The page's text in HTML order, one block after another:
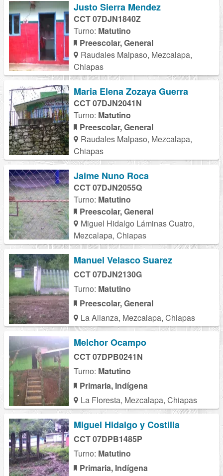
Justo Sierra Mendez
CCT 07DJN1840Z
Turno: Matutino
Preescolar, General
Raudales Malpaso, Mezcalapa,
Chiapas
Maria Elena Zozaya Guerra
CCT 07DJN2041N
Turno: Matutino
Preescolar, General
Raudales Malpaso, Mezcalapa,
Chiapas
Jaime Nuno Roca
CCT 07DJN2055Q
Turno: Matutino
Preescolar, General
Miguel Hidalgo Láminas Cuatro,
Mezcalapa, Chiapas
Manuel Velasco Suarez
CCT 07DJN2130G
Turno: Matutino
Preescolar, General
La Alianza, Mezcalapa, Chiapas
Melchor Ocampo
CCT 07DPB0241N
Turno: Matutino
Primaria, Indígena
La Floresta, Mezcalapa, Chiapas
Miguel Hidalgo y Costilla
CCT 07DPB1485P
Turno: Matutino
Primaria, Indígena